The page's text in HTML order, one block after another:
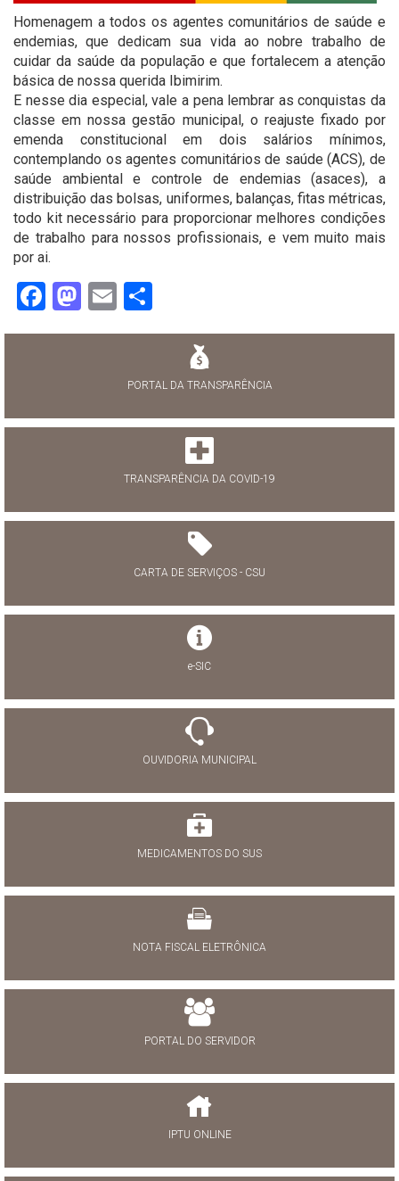
Homenagem a todos os agentes comunitários de saúde e
endemias, que dedicam sua vida ao nobre trabalho de
cuidar da saúde da população e que fortalecem a atenção
básica de nossa querida Ibimirim.
E nesse dia especial, vale a pena lembrar as conquistas da
classe em nossa gestão municipal, o reajuste fixado por
emenda constitucional em dois salários mínimos,
contemplando os agentes comunitários de saúde (ACS), de
saúde ambiental e controle de endemias (asaces), a
distribuição das bolsas, uniformes, balanças, fitas métricas,
todo kit necessário para proporcionar melhores condições
de trabalho para nossos profissionais, e vem muito mais
por ai.
Facebook
Mastodon
Email
PORTAL DA TRANSPARÊNCIA
TRANSPARÊNCIA DA COVID-19
CARTA DE SERVIÇOS - CSU
e-SIC
OUVIDORIA MUNICIPAL
MEDICAMENTOS DO SUS
NOTA FISCAL ELETRÔNICA
PORTAL DO SERVIDOR
IPTU ONLINE